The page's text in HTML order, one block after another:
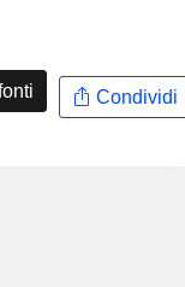
Condividi